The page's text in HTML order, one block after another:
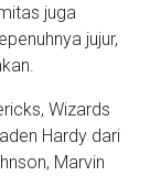
juga
jujur,
Wizards
Hardy dari
Marvin